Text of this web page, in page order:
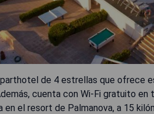
de 4 estrellas que ofrece
cuenta con Wi-Fi gratuito
en el resort de Palmanova, a 15